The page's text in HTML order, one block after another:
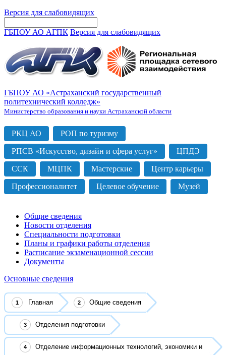
Версия для слабовидящих
ГБПОУ АО АГПК Версия для слабовидящих
ГБПОУ АО «Астраханский государственный
политехнический колледж»
Министерство образования и науки Астраханской области
РКЦ АО РОП по туризму
РПСВ «Искусство, дизайн и сфера услуг» ЦПДЭ
ССК МЦПК Мастерские Центр карьеры
Профессионалитет Целевое обучение Музей
Общие сведения
Новости отделения
Специальности подготовки
Планы и графики работы отделения
Расписание экзаменационной сессии
Документы
Основные сведения
Главная Общие сведения
Отделения подготовки
Отделение информационных технологий, экономики и